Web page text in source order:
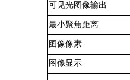
可见光图像输出
最小聚焦距离
图像像素
图像显示